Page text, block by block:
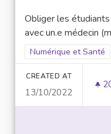
Obliger les
avec un.e médecin
Filter results for
Numérique et Santé
CREATED AT
13/10/2022